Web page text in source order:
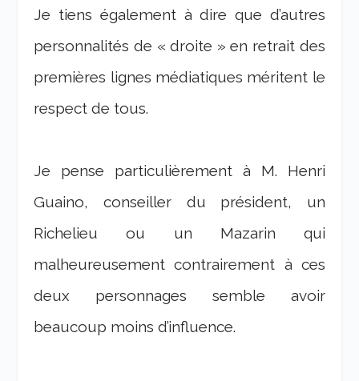
Je tiens également à dire que d’autres
personnalités de « droite » en retrait des
premières lignes médiatiques méritent le
respect de tous.
Je pense particulièrement à M. Henri
Guaino, conseiller du président, un
Richelieu ou un Mazarin qui
malheureusement contrairement à ces
deux personnages semble avoir
beaucoup moins d’influence.